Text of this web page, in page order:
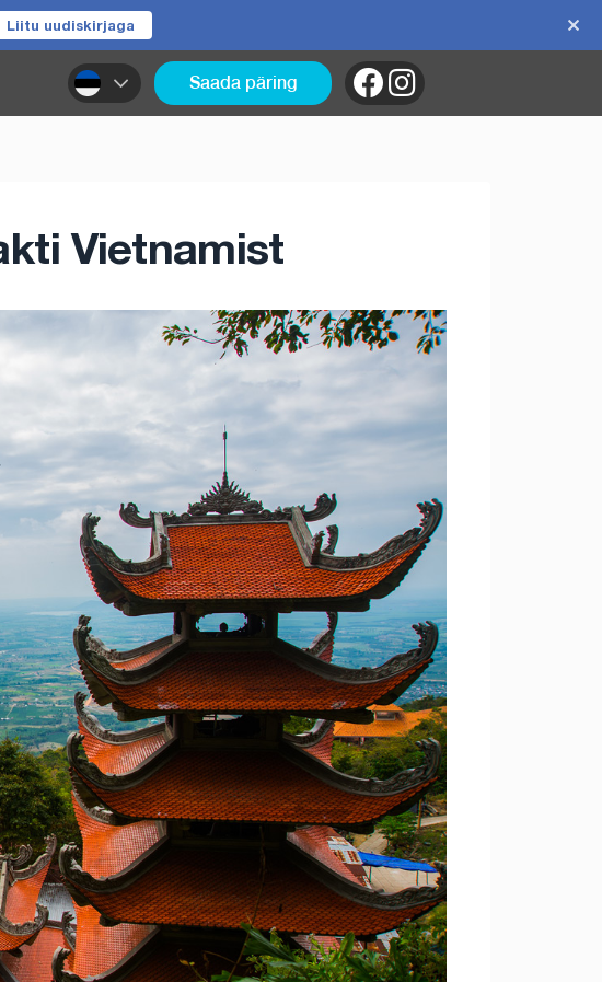
Liitu uudiskirjaga
Saada päring
Vietnamist